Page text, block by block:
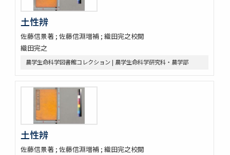
土性辨
佐藤信景著 ; 佐藤信淵増補 ; 織田完之校閲
織田完之
農学生命科学図書館コレクション | 農学生命科学研究科・農学部
土性辨
佐藤信景著 ; 佐藤信淵増補 ; 織田完之校閲